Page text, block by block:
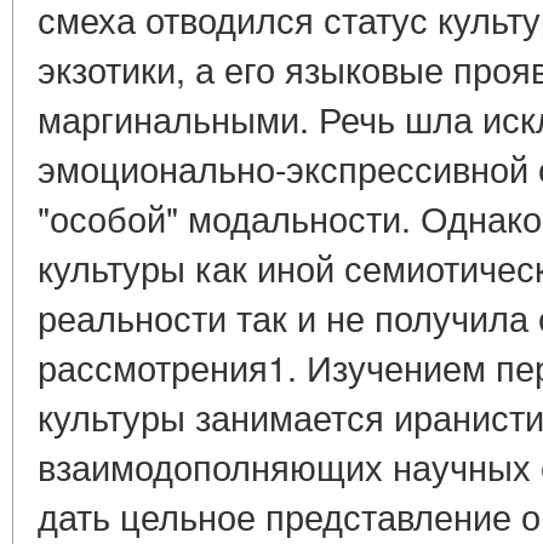
смеха отводился статус
экзотики, а его языковые
маргинальными. Речь шла
эмоционально-экспрессивной
"особой" модальности.
культуры как иной
реальности так и не получила
рассмотрения1. Изучением
культуры занимается
взаимодополняющих научных
дать цельное представление